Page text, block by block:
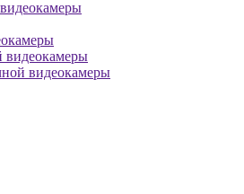
видеокамеры
видеокамеры